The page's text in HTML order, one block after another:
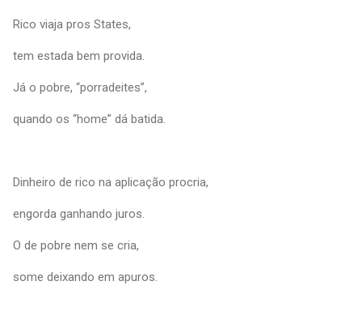
Rico viaja pros States,
tem estada bem provida.
Já o pobre, “porradeites”,
quando os “home” dá batida.
Dinheiro de rico na aplicação procria,
engorda ganhando juros.
O de pobre nem se cria,
some deixando em apuros.